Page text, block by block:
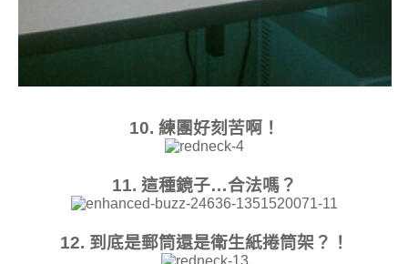
10. 練團好刻苦啊！
11. 這種鏡子…合法嗎？
12. 到底是郵筒還是衛生紙捲筒架？！